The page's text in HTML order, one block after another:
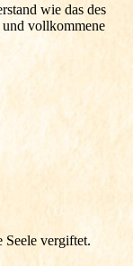
wie das des
und vollkommene
Seele vergiftet.